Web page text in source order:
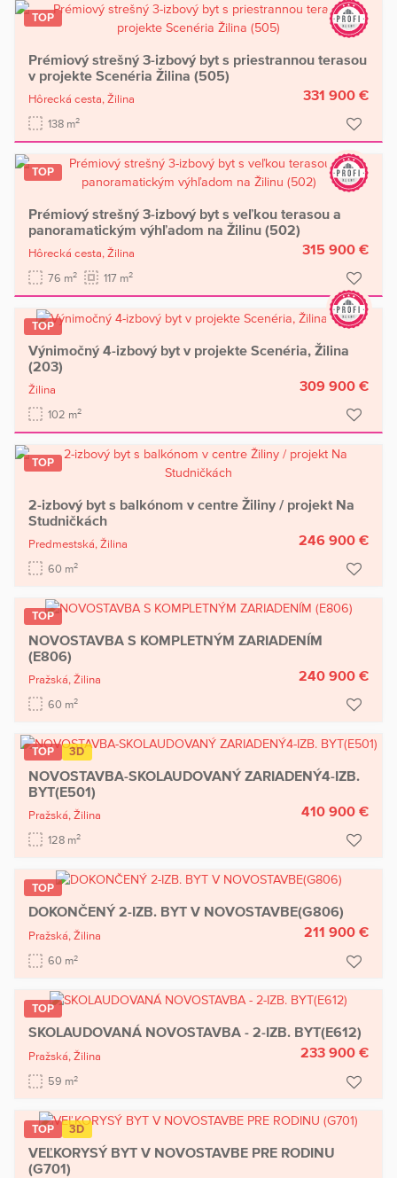
TOP
Prémiový strešný 3-izbový byt s priestrannou terasou
v projekte Scenéria Žilina (505)
Hôrecká cesta, Žilina
138 m2
331 900 €
TOP
Prémiový strešný 3-izbový byt s veľkou terasou a
panoramatickým výhľadom na Žilinu (502)
Hôrecká cesta, Žilina
76 m2 117 m2
315 900 €
TOP
Výnimočný 4-izbový byt v projekte Scenéria, Žilina
(203)
Žilina
102 m2
309 900 €
TOP
2-izbový byt s balkónom v centre Žiliny / projekt Na
Studničkách
Predmestská, Žilina
60 m2
246 900 €
TOP
NOVOSTAVBA S KOMPLETNÝM ZARIADENÍM
(E806)
Pražská, Žilina
60 m2
240 900 €
TOP 3D
NOVOSTAVBA-SKOLAUDOVANÝ ZARIADENÝ4-IZB.
BYT(E501)
Pražská, Žilina
128 m2
410 900 €
TOP
DOKONČENÝ 2-IZB. BYT V NOVOSTAVBE(G806)
Pražská, Žilina
60 m2
211 900 €
TOP
SKOLAUDOVANÁ NOVOSTAVBA - 2-IZB. BYT(E612)
Pražská, Žilina
59 m2
233 900 €
TOP 3D
VEĽKORYSÝ BYT V NOVOSTAVBE PRE RODINU
(G701)